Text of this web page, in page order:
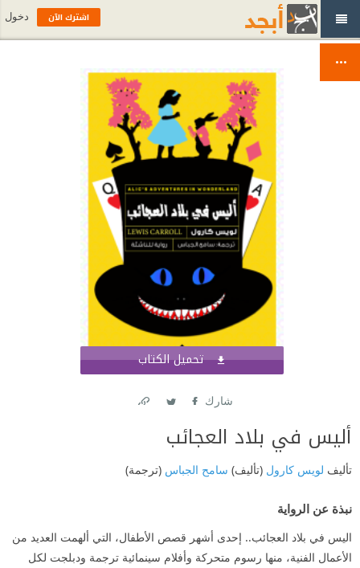
تحميل الكتاب
شارك
أليس في بلاد العجائب
تأليف لويس كارول (تأليف) سامح الجباس (ترجمة)
نبذة عن الرواية
اليس في بلاد العجائب.. إحدى أشهر قصص الأطفال، التي ألهمت العديد من
الأعمال الفنية، منها رسوم متحركة وأفلام سينمائية ترجمة ودبلجت لكل
اشترك الآن دخول